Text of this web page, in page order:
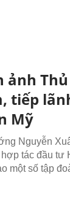
ảnh
tiếp
Mỹ
Nguyễn
tác đầu tư
một số tập